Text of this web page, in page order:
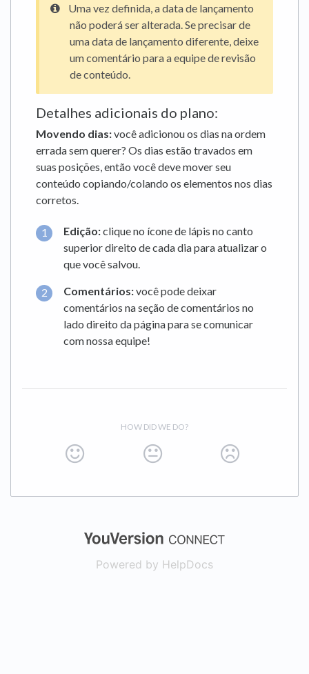
Uma vez definida, a data de lançamento
não poderá ser alterada. Se precisar de
uma data de lançamento diferente, deixe
um comentário para a equipe de revisão
de conteúdo.
Detalhes adicionais do plano:
Movendo dias:você adicionou os dias na ordem
errada sem querer? Os dias estão travados em
suas posições, então você deve mover seu
conteúdo copiando/colando os elementos nos dias
corretos.
Edição:clique no ícone de lápis no canto
superior direito de cada dia para atualizar o
que você salvou.
Comentários:você pode deixar
comentários na seção de comentários no
lado direito da página para se comunicar
com nossa equipe!
HOW DID WE DO?
(opens in a
Powered by HelpDocs